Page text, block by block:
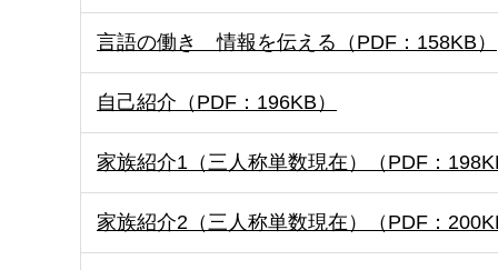
言語の働き 情報を伝える（PDF：158KB）
自己紹介（PDF：196KB）
家族紹介1（三人称単数現在）（PDF：
家族紹介2（三人称単数現在）（PDF：